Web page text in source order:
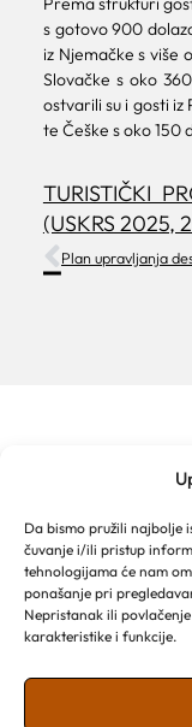
Da bismo pružili najbolje
čuvanje i/ili pristup
tehnologijama će nam
ponašanje pri
Nepristanak ili
karakteristike i funkcije.
s gotovo 900
iz Njemačke s više
Slovačke s oko
ostvarili su i gosti
te Češke s oko 150
TURISTIČKI
(USKRS 2025,
Franjevački put 2a
Obala kralja
21 300 Makarska
Email:
Telefon: +385 21